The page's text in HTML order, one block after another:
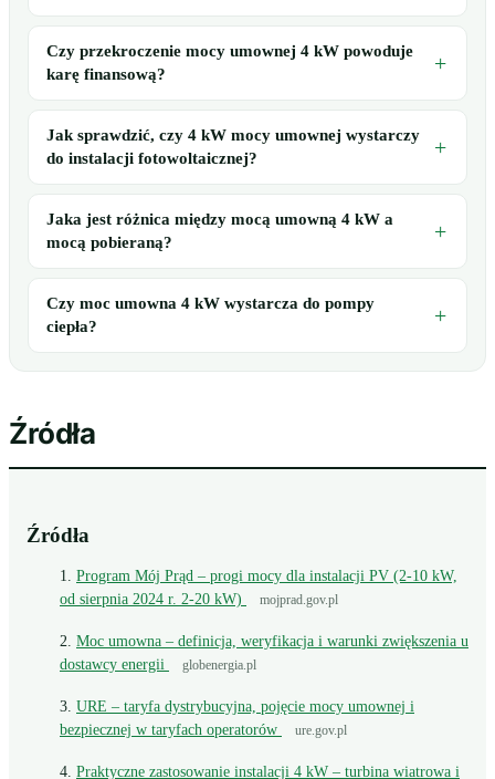
Czy przekroczenie mocy umownej 4 kW powoduje
karę finansową?
Jak sprawdzić, czy 4 kW mocy umownej wystarczy
do instalacji fotowoltaicznej?
Jaka jest różnica między mocą umowną 4 kW a
mocą pobieraną?
Czy moc umowna 4 kW wystarcza do pompy
ciepła?
Źródła
Źródła
Program Mój Prąd – progi mocy dla instalacji PV (2-10 kW,
od sierpnia 2024 r. 2-20 kW)
mojprad.gov.pl
Moc umowna – definicja, weryfikacja i warunki zwiększenia u
dostawcy energii
globenergia.pl
URE – taryfa dystrybucyjna, pojęcie mocy umownej i
bezpiecznej w taryfach operatorów
ure.gov.pl
Praktyczne zastosowanie instalacji 4 kW – turbina wiatrowa i